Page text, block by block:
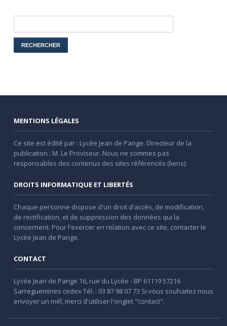
MENTIONS LÉGALES
Ce site est édité par : Lycée Jean de Pange. Directeur de la
publication : M. Le Proviseur. Nous ne sommes pas
responsables des contenus des sites référencés (liens).
DROITS INFORMATIQUE ET LIBERTÉS
Chaque personne dispose d'un droit d'accès, de modification,
de rectification, et de suppression des données qui la
concernent. Pour l'exercer en relation avec ce site, contacter le
Lycée Jean de Pange.
CONTACT
Lycée Jean de Pange 16, rue du Lycée - BP 61119 57216
Sarreguemines cedex Tél. : 03 87 98 07 73 Si vous souhaitez nous
envoyer un mél, merci d'utiliser l'onglet "contact".